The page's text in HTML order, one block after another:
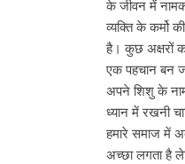
के जीवन में
व्यक्ति के कर्मो
है। कुछ अक्षरों
एक पहचान बन
अपने शिशु के
ध्यान में रखनी
हमारे समाज में
अच्छा लगता है